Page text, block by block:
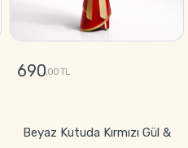
690,00 TL
Beyaz Kutuda Kırmızı Gül &